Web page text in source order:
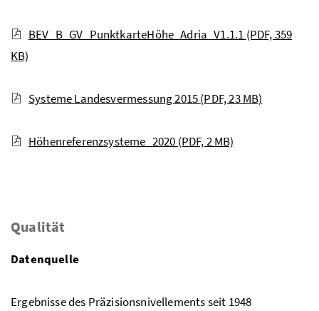
BEV_B_GV_PunktkarteHöhe_Adria_V1.1.1 (PDF, 359
KB)
Systeme Landesvermessung 2015(PDF, 23 MB)
Höhenreferenzsysteme_2020 (PDF, 2 MB)
Qualität
Datenquelle
Ergebnisse des Präzisionsnivellements seit 1948